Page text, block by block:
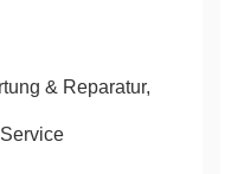
& Reparatur,